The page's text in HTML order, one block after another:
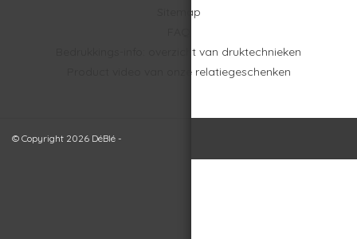
Sitemap
Bedrukkings-info: overzicht van druktechnieken
Product video van onze relatiegeschenken
© Copyright 2026 DéBlé -